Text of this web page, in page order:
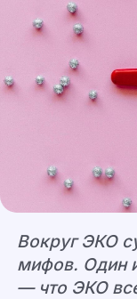
Вокруг ЭКО
мифов. Один
— что ЭКО